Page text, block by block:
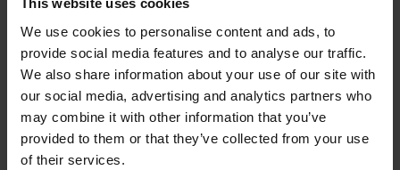
This website uses cookies
We use cookies to personalise content and ads, to
provide social media features and to analyse our traffic.
We also share information about your use of our site with
our social media, advertising and analytics partners who
may combine it with other information that you’ve
provided to them or that they’ve collected from your use
of their services.
NORDIC LIGHTING
Forma flex koppling
Rek. 149 kr
NORDIC LIGHTING
Forma mittanslutning
74 kr
Rek. 99 kr